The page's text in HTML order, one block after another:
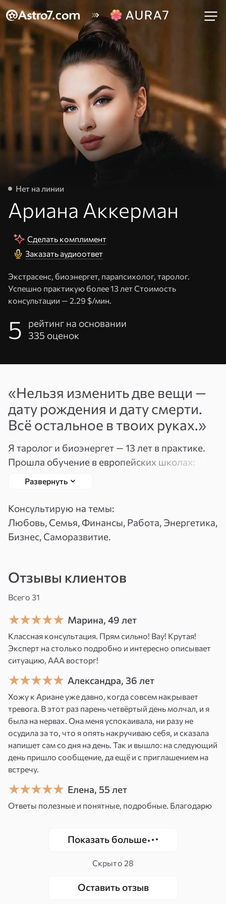
Адрес
или
телефон
Пароль
Вспомнить
пароль
Зарегистрироваться
Нет на линии
Ариана Аккерман
Экстрасенс, биоэнергет, парапсихолог, таролог.
Успешно практикую более 13 лет Стоимость
консультации — 2.29 $/мин.
Сделать комплимент
Заказать аудиоответ
5
рейтинг на основании
335 оценок
«Нельзя изменить две вещи —
дату рождения и дату смерти.
Всё остальное в твоих руках.»
Я таролог и биоэнергет — 13 лет в практике.
Прошла обучение в европейских школах:
Великобритания, Германия, Словения.
Помогаю, когда ситуация не раскрывается ни
по логике, ни по стандартным раскладам. Есть
кое-что редкое в моей работе: авторские
техники глубинной настройки — они
Странно, но точнее всего ситуацию
описывают не те, кто всё просчитал логически,
слова — состояние.
Я таролог и биоэнергет — 13 лет в практике. С
детства чувствую людей тонко: не
«догадываюсь», а знаю — и не могу объяснить
откуда. Прошла обучение в европейских
школах — Великобритания, Германия,
Словения.
На консультации работаю через несколько
уровней: карты Таро, числовое считывание,
биоэнергетику и маятник. Маятник — это
конкретный ответ «да/нет», выбор даты,
определение дисбаланса, без интерпретаций.
Всё подбирается под запрос. Но главное —
позволяют увидеть не только внешние
блоки, скрытые ресурсы, которые этими
обстоятельствами управляют.
Развернуть
Консультирую на темы:
Любовь, Семья, Финансы, Работа, Энергетика,
Бизнес, Саморазвитие.
Отзывы клиентов
Всего 31
Марина, 49 лет
Классная консультация. Прям сильно! Вау! Крутая!
Эксперт на столько подробно и интересно описывает
ситуацию, ААА восторг!
Александра, 36 лет
Хожу к Ариане уже давно, когда совсем накрывает
тревога. В этот раз парень четвёртый день молчал, и я
была на нервах. Она меня успокаивала, ни разу не
осудила за то, что я опять накручиваю себя, и сказала
напишет сам со дня на день. Так и вышло: на следующий
день пришло сообщение, да ещё и с приглашением на
встречу.
Елена, 55 лет
Ответы полезные и понятные, подробные. Благодарю
Показать больше
Скрыто 28
Оставить отзыв